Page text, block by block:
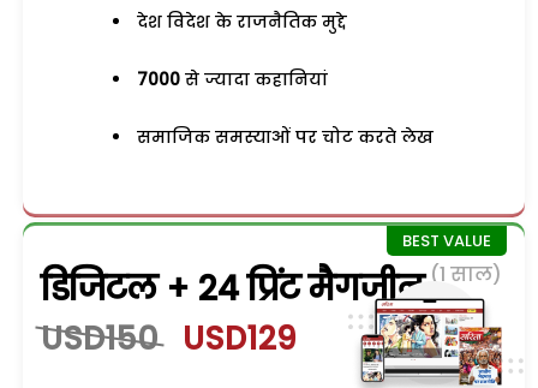
देश विदेश के राजनैतिक मुद्दे
7000 से ज्यादा कहानियां
समाजिक समस्याओं पर चोट करते लेख
डिजिटल + 24 प्रिंट मैगजीन (1 साल)
USD150 USD129